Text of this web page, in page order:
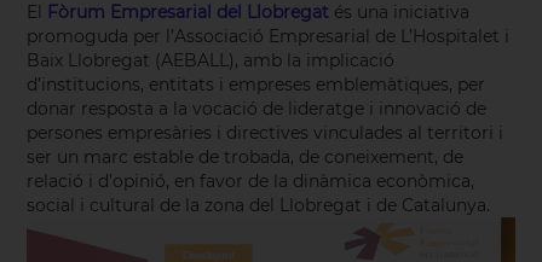
El Fòrum Empresarial del Llobregat és una iniciativa
promoguda per l’Associació Empresarial de L’Hospitalet i
Baix Llobregat (AEBALL), amb la implicació
d’institucions, entitats i empreses emblemàtiques, per
donar resposta a la vocació de lideratge i innovació de
persones empresàries i directives vinculades al territori i
ser un marc estable de trobada, de coneixement, de
relació i d’opinió, en favor de la dinàmica econòmica,
social i cultural de la zona del Llobregat i de Catalunya.